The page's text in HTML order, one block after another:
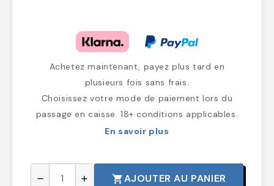
Achetez maintenant, payez plus tard en
plusieurs fois sans frais.
Choisissez votre mode de paiement lors du
passage en caisse. 18+ conditions applicables.
En savoir plus
remove add shopping_cartAJOUTER AU PANIER